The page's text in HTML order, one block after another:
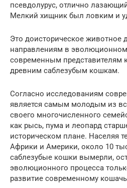
псевдолурус, отлично
Мелкий хищник был ловким и
Это доисторическое животное
направлениям в
современным представителям
древним саблезубым кошкам.
Согласно исследованиям
является самым молодым из
своего многочисленного
как рысь, пума и леопард
историческом плане. Населяя
Африки и Америки, около 10
саблезубые кошки вымерли,
эволюционного процесса
развитие современному